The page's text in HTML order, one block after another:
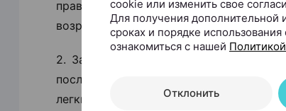
правило, инфицирование
возрасте. Появляется герпес первого
2. Заразиться
после начала половой жизни. Пути
легкие и даже глаза. В случае
cookie или изменить свое
Для получения дополнительной
сроках и порядке
ознакомиться с нашей
Отклонить